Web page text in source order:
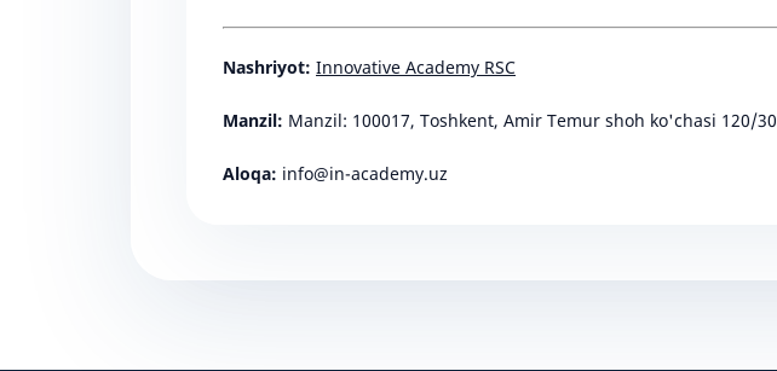
Nashriyot: Innovative Academy RSC
Manzil: Manzil: 100017, Toshkent, Amir Temur shoh ko'chasi 120/30
Aloqa: info@in-academy.uz